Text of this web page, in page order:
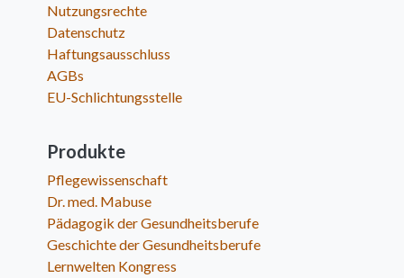
Nutzungsrechte
Datenschutz
Haftungsausschluss
AGBs
EU-Schlichtungsstelle
Produkte
Pflegewissenschaft
Dr. med. Mabuse
Pädagogik der Gesundheitsberufe
Geschichte der Gesundheitsberufe
Lernwelten Kongress